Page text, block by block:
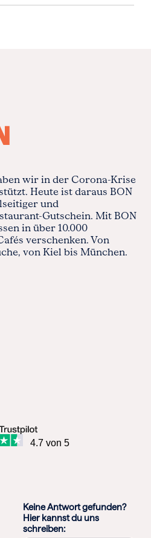
wir in der Corona-Krise
Heute ist daraus BON
und
Gutschein. Mit BON
in über 10.000
verschenken. Von
von Kiel bis München.
4.7 von 5
Keine Antwort gefunden?
Hier kannst du uns
schreiben: